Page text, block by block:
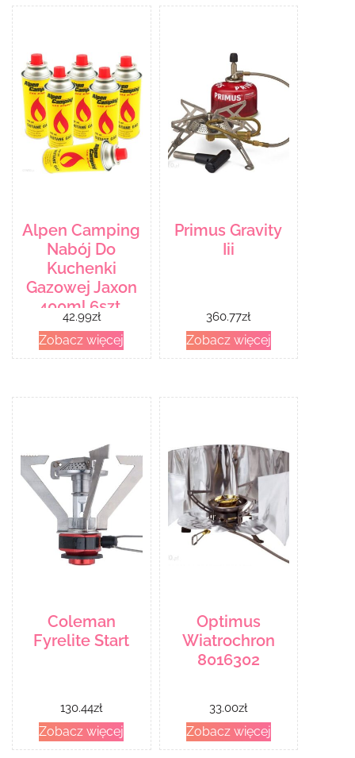
Alpen Camping
Nabój Do
Kuchenki
Gazowej Jaxon
400ml 6szt.
42.99zł
Zobacz więcej
Primus Gravity
Iii
360.77zł
Zobacz więcej
Coleman
Fyrelite Start
130.44zł
Zobacz więcej
Optimus
Wiatrochron
8016302
33.00zł
Zobacz więcej